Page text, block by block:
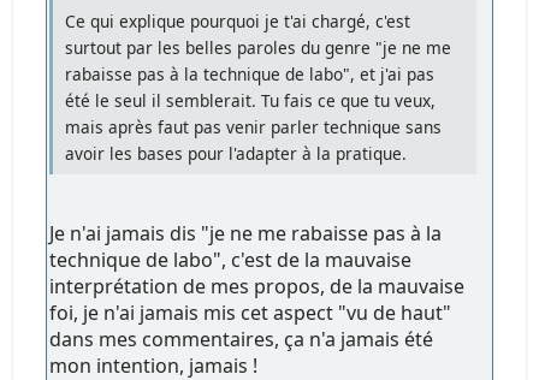
Ce qui explique pourquoi je t'ai chargé, c'est
surtout par les belles paroles du genre "je ne me
rabaisse pas à la technique de labo", et j'ai pas
été le seul il semblerait. Tu fais ce que tu veux,
mais après faut pas venir parler technique sans
avoir les bases pour l'adapter à la pratique.
Je n'ai jamais dis "je ne me rabaisse pas à la
technique de labo", c'est de la mauvaise
interprétation de mes propos, de la mauvaise
foi, je n'ai jamais mis cet aspect "vu de haut"
dans mes commentaires, ça n'a jamais été
mon intention, jamais !